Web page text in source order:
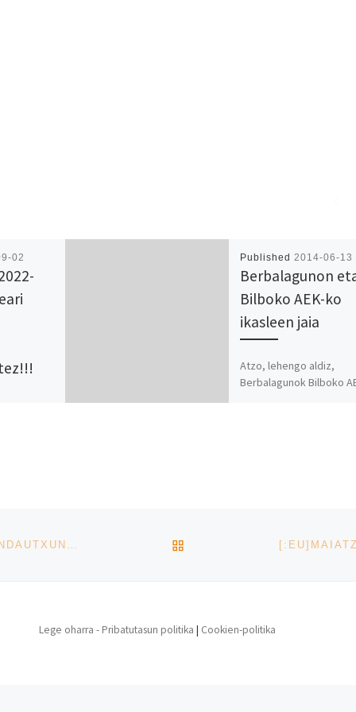
02 Published 2014-06-13
Berbalagunon
Bilboko AEK-ko
ikasleen jaia
Atzo, lehengo aldiz,
Berbalagunok Bilboko
BACK TO POST LIST
Lege oharra - Pribatutasun politika | Cookien-politika